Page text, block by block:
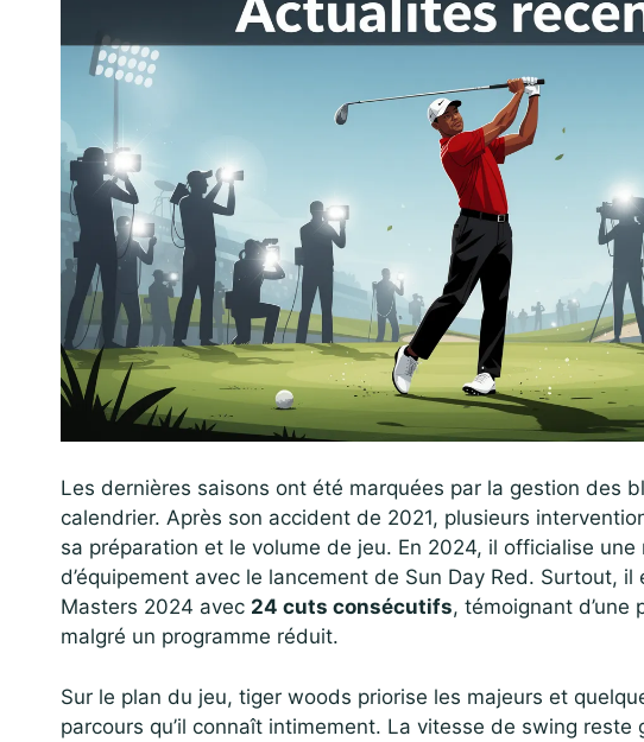
Les dernières saisons ont été marquées par la gestion des
calendrier. Après son accident de 2021, plusieurs
sa préparation et le volume de jeu. En 2024, il officialise une
d’équipement avec le lancement de Sun Day Red. Surtout,
Masters 2024 avec 24 cuts consécutifs, témoignant d’une
malgré un programme réduit.
Sur le plan du jeu, tiger woods priorise les majeurs et
parcours qu’il connaît intimement. La vitesse de swing reste